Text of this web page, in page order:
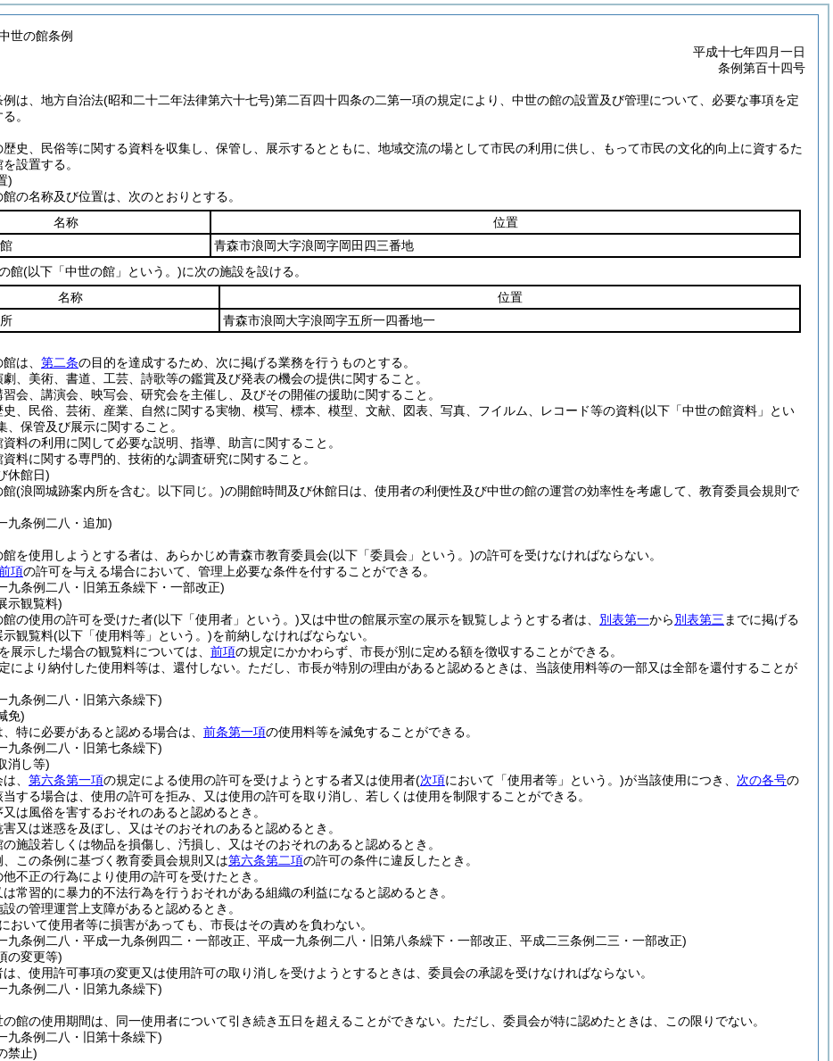
世の館条例
平成十七年四月一日
条例第百十四号
例は、地方自治法(昭和二十二年法律第六十七号)第二百四十四条の二第一項の規定により、中世の館の設置及び管理について、必要な事項を定
。
歴史、民俗等に関する資料を収集し、保管し、展示するとともに、地域交流の場として市民の利用に供し、もって市民の文化的向上に資するた
設置する。
)
の名称及び位置は、次のとおりとする。
名称
位置
青森市浪岡大字浪岡字岡田四三番地
館(以下「中世の館」という。)に次の施設を設ける。
名称
位置
青森市浪岡大字浪岡字五所一四番地一
は、 第二条の目的を達成するため、次に掲げる業務を行うものとする。
、美術、書道、工芸、詩歌等の鑑賞及び発表の機会の提供に関すること。
会、講演会、映写会、研究会を主催し、及びその開催の援助に関すること。
史、民俗、芸術、産業、自然に関する実物、模写、標本、模型、文献、図表、写真、フイルム、レコード等の資料(以下「中世の館資料」とい
、保管及び展示に関すること。
料の利用に関して必要な説明、指導、助言に関すること。
料に関する専門的、技術的な調査研究に関すること。
休館日)
館(浪岡城跡案内所を含む。以下同じ。)の開館時間及び休館日は、使用者の利便性及び中世の館の運営の効率性を考慮して、教育委員会規則で
九条例二八・追加)
館を使用しようとする者は、あらかじめ青森市教育委員会(以下「委員会」という。)の許可を受けなければならない。
項の許可を与える場合において、管理上必要な条件を付することができる。
九条例二八・旧第五条繰下・一部改正)
示観覧料)
館の使用の許可を受けた者(以下「使用者」という。)又は中世の館展示室の展示を観覧しようとする者は、 別表第一から別表第三 までに掲げる
示観覧料(以下「使用料等」という。)を前納しなければならない。
展示した場合の観覧料については、 前項の規定にかかわらず、市長が別に定める額を徴収することができる。
により納付した使用料等は、還付しない。 ただし、市長が特別の理由があると認めるときは、当該使用料等の一部又は全部を還付することが
九条例二八・旧第六条繰下)
免)
特に必要があると認める場合は、 前条第一項の使用料等を減免することができる。
九条例二八・旧第七条繰下)
消し等)
、 第六条第一項の規定による使用の許可を受けようとする者又は使用者(次項において「使用者等」という。)が当該使用につき、 次の各号の
する場合は、使用の許可を拒み、又は使用の許可を取り消し、若しくは使用を制限することができる。
は風俗を害するおそれのあると認めるとき。
又は迷惑を及ぼし、又はそのおそれのあると認めるとき。
施設若しくは物品を損傷し、汚損し、又はそのおそれのあると認めるとき。
、この条例に基づく教育委員会規則又は第六条第二項の許可の条件に違反したとき。
不正の行為により使用の許可を受けたとき。
常習的に暴力的不法行為を行うおそれがある組織の利益になると認めるとき。
の管理運営上支障があると認めるとき。
おいて使用者等に損害があっても、市長はその責めを負わない。
九条例二八・平成一九条例四二・一部改正、平成一九条例二八・旧第八条繰下・一部改正、平成二三条例二三・一部改正)
の変更等)
は、使用許可事項の変更又は使用許可の取り消しを受けようとするときは、委員会の承認を受けなければならない。
九条例二八・旧第九条繰下)
の館の使用期間は、同一使用者について引き続き五日を超えることができない。 ただし、委員会が特に認めたときは、この限りでない。
九条例二八・旧第十条繰下)
禁止)